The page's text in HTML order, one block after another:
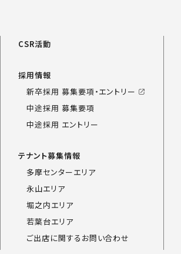
CSR活動
採用情報
新卒採用 募集要項・エントリー
中途採用 募集要項
中途採用 エントリー
テナント募集情報
多摩センターエリア
永山エリア
堀之内エリア
若葉台エリア
ご出店に関するお問い合わせ